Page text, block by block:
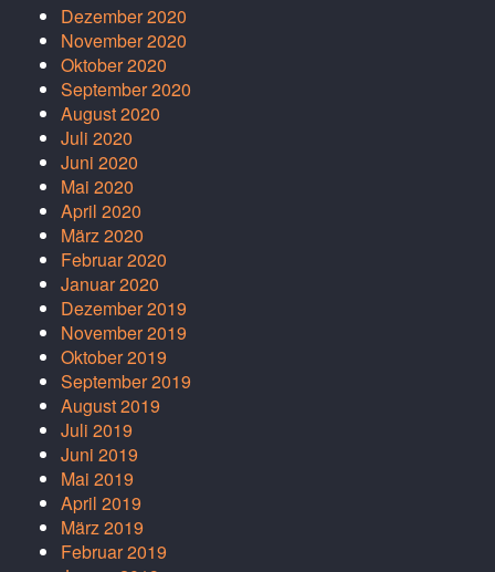
Dezember 2020
November 2020
Oktober 2020
September 2020
August 2020
Juli 2020
Juni 2020
Mai 2020
April 2020
März 2020
Februar 2020
Januar 2020
Dezember 2019
November 2019
Oktober 2019
September 2019
August 2019
Juli 2019
Juni 2019
Mai 2019
April 2019
März 2019
Februar 2019